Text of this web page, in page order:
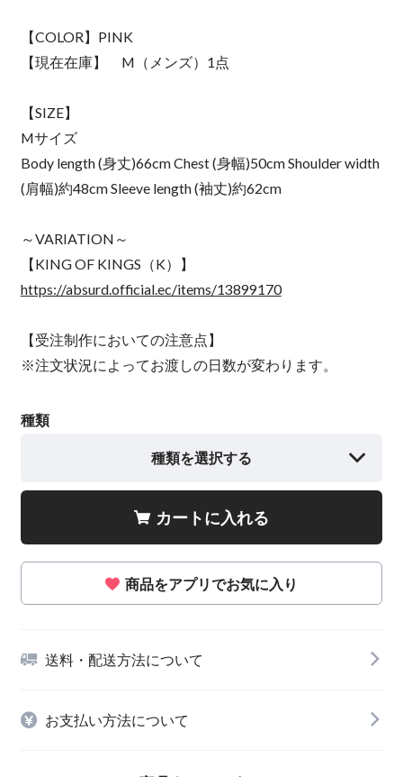
【COLOR】PINK
【現在在庫】 M（メンズ）1点
【SIZE】
Mサイズ
Body length (身丈)66cm Chest (身幅)50cm Shoulder width
(肩幅)約48cm Sleeve length (袖丈)約62cm
～VARIATION～
【KING OF KINGS（K）】
https://absurd.official.ec/items/13899170
【受注制作においての注意点】
※注文状況によってお渡しの日数が変わります。
種類
種類を選択する
カートに入れる
商品をアプリでお気に入り
送料・配送方法について
お支払い方法について